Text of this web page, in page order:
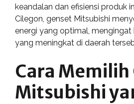
keandalan dan efisiensi produk
Cilegon, genset Mitsubishi
energi yang optimal, mengingat
yang meningkat di daerah
Cara Memilih
Mitsubishi